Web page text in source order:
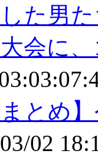
した男
会に
まとめ
03/02